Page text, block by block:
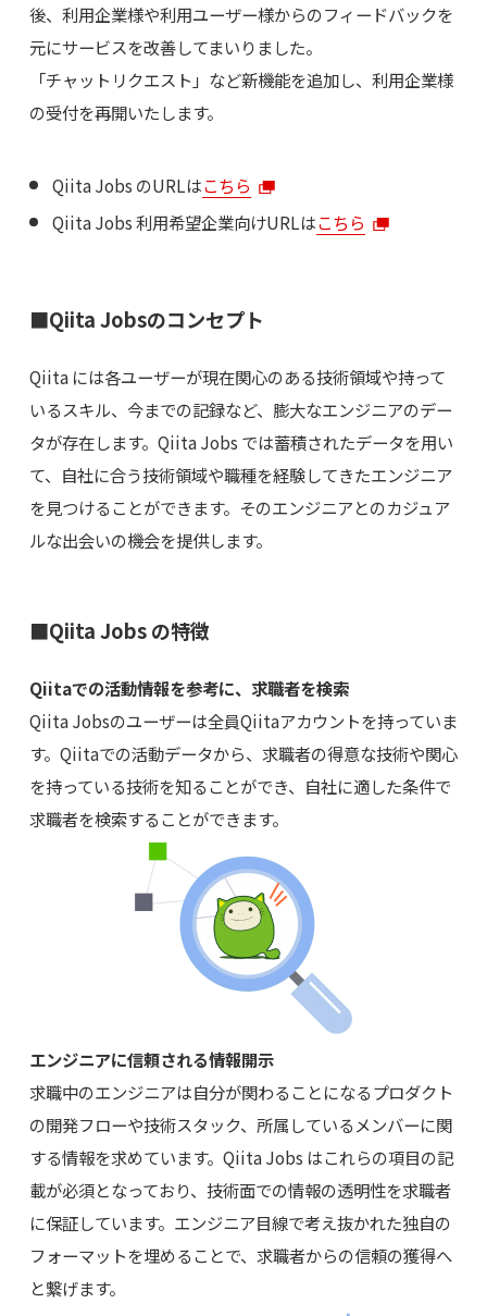
後、利用企業様や利用ユーザー様からのフィードバックを
元にサービスを改善してまいりました。
「チャットリクエスト」など新機能を追加し、利用企業様
の受付を再開いたします。
Qiita Jobs のURLはこちら
Qiita Jobs 利用希望企業向けURLはこちら
■Qiita Jobsのコンセプト
Qiita には各ユーザーが現在関心のある技術領域や持って
いるスキル、今までの記録など、膨大なエンジニアのデー
タが存在します。Qiita Jobs では蓄積されたデータを用い
て、自社に合う技術領域や職種を経験してきたエンジニア
を見つけることができます。そのエンジニアとのカジュア
ルな出会いの機会を提供します。
■Qiita Jobs の特徴
Qiitaでの活動情報を参考に、求職者を検索
Qiita Jobsのユーザーは全員Qiitaアカウントを持っていま
す。Qiitaでの活動データから、求職者の得意な技術や関心
を持っている技術を知ることができ、自社に適した条件で
求職者を検索することができます。
エンジニアに信頼される情報開示
求職中のエンジニアは自分が関わることになるプロダクト
の開発フローや技術スタック、所属しているメンバーに関
する情報を求めています。Qiita Jobs はこれらの項目の記
載が必須となっており、技術面での情報の透明性を求職者
に保証しています。エンジニア目線で考え抜かれた独自の
フォーマットを埋めることで、求職者からの信頼の獲得へ
と繋げます。